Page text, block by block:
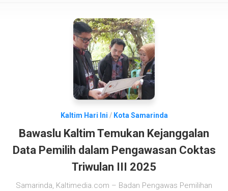
Kaltim Hari Ini / Kota Samarinda
Bawaslu Kaltim Temukan Kejanggalan
Data Pemilih dalam Pengawasan Coktas
Triwulan III 2025
Samarinda, Kaltimedia.com – Badan Pengawas Pemilihan